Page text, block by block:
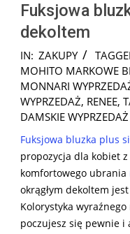
Fuksjowa
dekoltem
2025-
10-
20
IN: ZAKUPY
MOHITO MARKOWE
MONNARI
WYPRZEDAŻ, RENEE,
DAMSKIE WYPRZEDAŻ
Fuksjowa bluzka plus
propozycja dla kobiet z
komfortowego ubrania
okrągłym dekoltem
Kolorystyka
poczujesz się pewnie i